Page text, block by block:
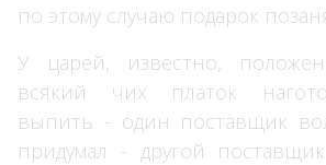
по этому случаю подарок
У царей, известно,
всякий чих платок
выпить - один поставщик
придумал - другой